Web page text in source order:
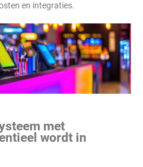
en integraties.
met
wordt in